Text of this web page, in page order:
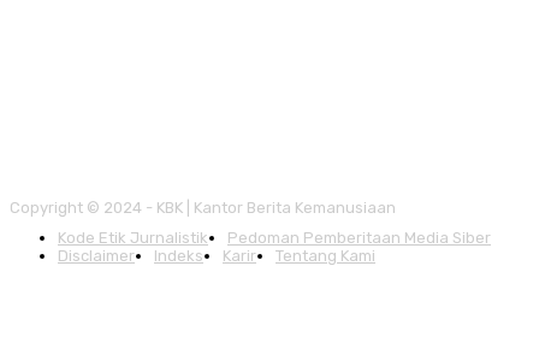
Copyright © 2024 - KBK | Kantor Berita Kemanusiaan
Kode Etik Jurnalistik
Pedoman Pemberitaan Media Siber
Disclaimer
Indeks Karir Tentang Kami